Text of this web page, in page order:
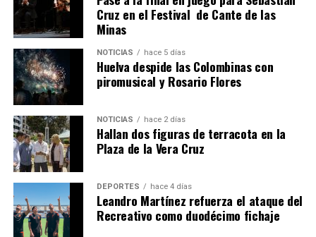
QUINTA CORRIDA DE LAS FIESTAS COLOMBINAS
2026
hace 6 días· Huelvatv
Cruz en el Festival de Cante de las
Minas
NOTICIAS hace 5 días
Huelva despide las Colombinas con
piromusical y Rosario Flores
NOTICIAS hace 2 días
Hallan dos figuras de terracota en la
Plaza de la Vera Cruz
DEPORTES hace 4 días
Leandro Martínez refuerza el ataque del
Recreativo como duodécimo fichaje